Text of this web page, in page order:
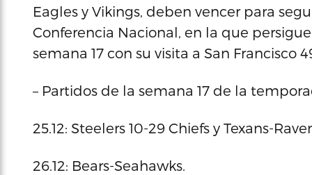
Eagles y Vikings, deben vencer para
Conferencia Nacional, en la que
semana 17 con su visita a San Francisco
– Partidos de la semana 17 de la
25.12: Steelers 10-29 Chiefs y Texans-
26.12: Bears-Seahawks.